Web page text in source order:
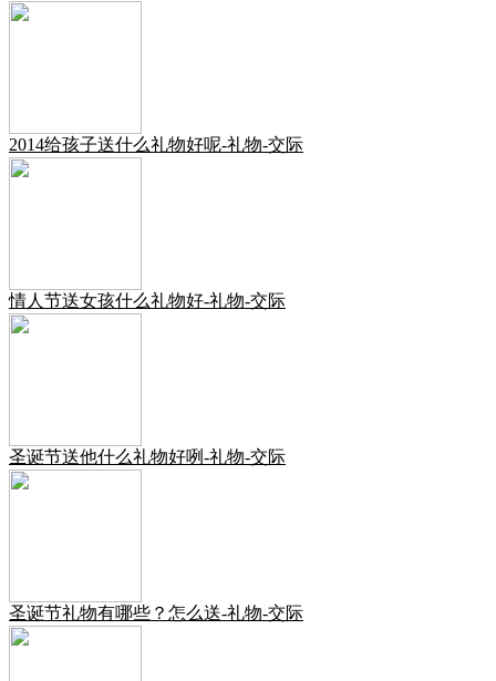
2014给孩子送什么礼物好呢-礼物-交际
情人节送女孩什么礼物好-礼物-交际
圣诞节送他什么礼物好咧-礼物-交际
圣诞节礼物有哪些？怎么送-礼物-交际